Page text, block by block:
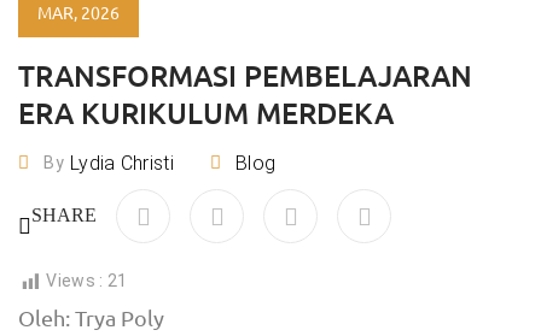
TRANSFORMASI PEMBELAJARAN
ERA KURIKULUM MERDEKA
By Lydia Christi Blog
MAR, 2026
SHARE
Views : 21
Oleh: Trya Poly